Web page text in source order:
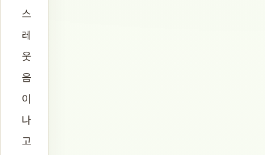
스
레
웃
음
이
나
고